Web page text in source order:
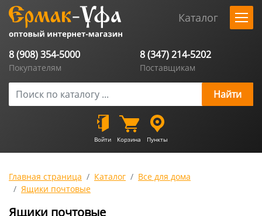
Каталог
8 (908) 354-5000
Покупателям
8 (347) 214-5202
Поставщикам
Войти Корзина Пункты
Главная страница Каталог
Все для дома
Ящики почтовые
Ящики почтовые